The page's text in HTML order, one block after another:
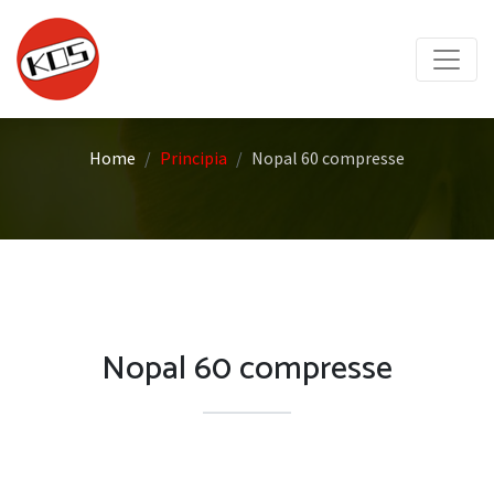
Home Principia Nopal 60 compresse
Nopal 60 compresse